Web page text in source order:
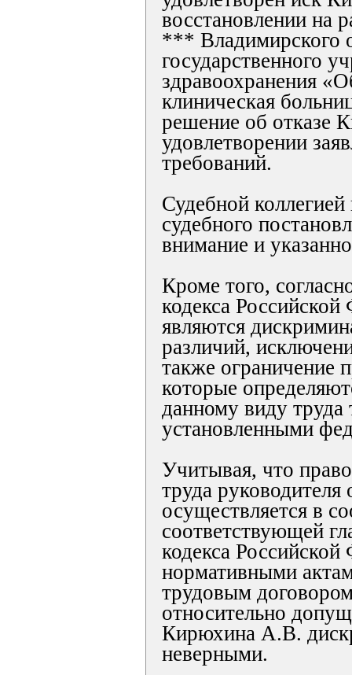
восстановлении на
*** Владимирского
государственного
здравоохранения
клиническая
решение об отказе
удовлетворении
требований.
Судебной
судебного
внимание и
Кроме того,
кодекса
являются
различий,
также ограничение
которые
данному виду труда
установленными
Учитывая, что
труда руководителя
осуществляется в
соответствующей
кодекса
нормативными
трудовым
относительно
Кирюхина А.В.
неверными.